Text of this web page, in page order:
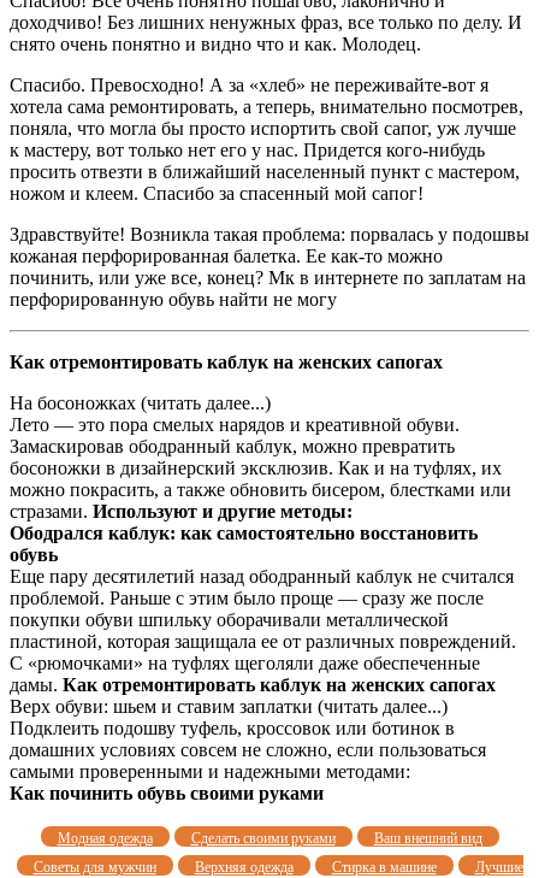
доходчиво! Без лишних ненужных фраз, все только по делу. И
снято очень понятно и видно что и как. Молодец.
Спасибо. Превосходно! А за «хлеб» не переживайте-вот я
хотела сама ремонтировать, а теперь, внимательно посмотрев,
поняла, что могла бы просто испортить свой сапог, уж лучше
к мастеру, вот только нет его у нас. Придется кого-нибудь
просить отвезти в ближайший населенный пункт с мастером,
ножом и клеем. Спасибо за спасенный мой сапог!
Здравствуйте! Возникла такая проблема: порвалась у подошвы
кожаная перфорированная балетка. Ее как-то можно
починить, или уже все, конец? Мк в интернете по заплатам на
перфорированную обувь найти не могу
Как отремонтировать каблук на женских сапогах
На босоножках (читать далее...)
Лето — это пора смелых нарядов и креативной обуви.
Замаскировав ободранный каблук, можно превратить
босоножки в дизайнерский эксклюзив. Как и на туфлях, их
можно покрасить, а также обновить бисером, блестками или
стразами. Используют и другие методы:
Ободрался каблук: как самостоятельно восстановить
обувь
Еще пару десятилетий назад ободранный каблук не считался
проблемой. Раньше с этим было проще — сразу же после
покупки обуви шпильку оборачивали металлической
пластиной, которая защищала ее от различных повреждений.
С «рюмочками» на туфлях щеголяли даже обеспеченные
дамы. Как отремонтировать каблук на женских сапогах
Верх обуви: шьем и ставим заплатки (читать далее...)
Подклеить подошву туфель, кроссовок или ботинок в
домашних условиях совсем не сложно, если пользоваться
самыми проверенными и надежными методами:
Как починить обувь своими руками
Модная одежда Сделать своими руками
Ваш внешний вид
Советы для мужчин
Верхняя одежда Стирка в машине
Лучшие